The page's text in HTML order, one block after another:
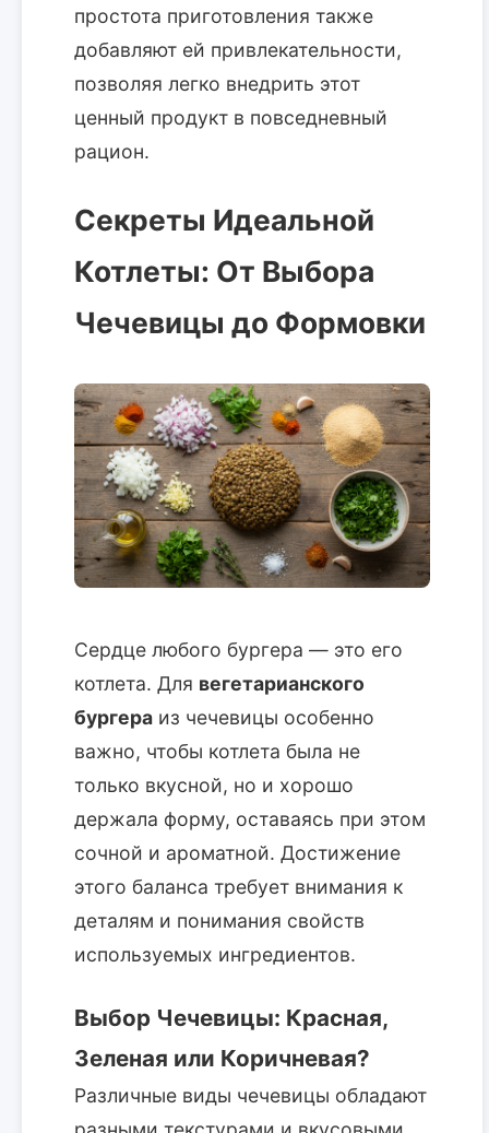
простота приготовления также
добавляют ей привлекательности,
позволяя легко внедрить этот
ценный продукт в повседневный
рацион.
Секреты Идеальной
Котлеты: От Выбора
Чечевицы до Формовки
Сердце любого бургера — это его
котлета. Для вегетарианского
бургера из чечевицы особенно
важно, чтобы котлета была не
только вкусной, но и хорошо
держала форму, оставаясь при этом
сочной и ароматной. Достижение
этого баланса требует внимания к
деталям и понимания свойств
используемых ингредиентов.
Выбор Чечевицы: Красная,
Зеленая или Коричневая?
Различные виды чечевицы обладают